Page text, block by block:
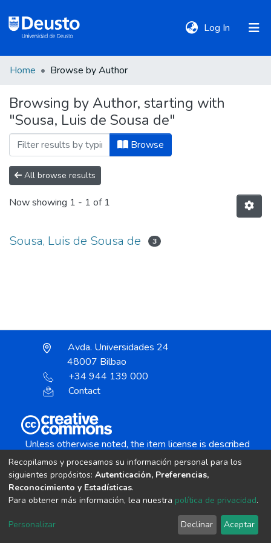
Log In (current)
Communities
&
Collections
All of DSpace
Home Browse by Author
Browsing by Author, starting with
"Sousa, Luis de Sousa de"
Browse
All browse results
Now showing 1 - 1 of 1
Sousa, Luis de Sousa de 3
Avda. Universidades 24
48007 Bilbao
+34 944 139 000
Contact
Unless otherwise noted, the item license is described
as:
Creative Commons Attribution-NonCommercial-
copyright © 2002-2026LYRASIS
Send Feedback
Recopilamos y procesamos su información personal para los
siguientes propósitos: Autenticación, Preferencias,
Reconocimiento y Estadísticas.
Para obtener más información, lea nuestra política de privacidad.
Personalizar Declinar Aceptar